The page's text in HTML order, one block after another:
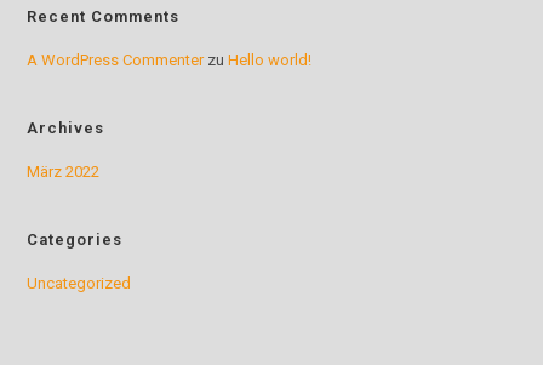
Recent Comments
A WordPress CommenterzuHello world!
Archives
März 2022
Categories
Uncategorized